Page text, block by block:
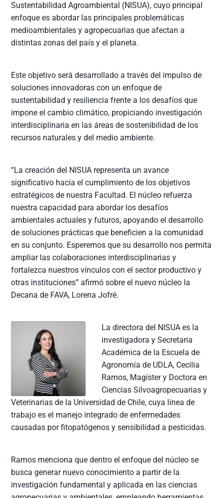
Sustentabilidad Agroambiental (NISUA), cuyo principal
enfoque es abordar las principales problemáticas
medioambientales y agropecuarias que afectan a
distintas zonas del país y el planeta.
Este objetivo será desarrollado a través del impulso de
soluciones innovadoras con un enfoque de
sustentabilidad y resiliencia frente a los desafíos que
impone el cambio climático, propiciando investigación
interdisciplinaria en las áreas de sostenibilidad de los
recursos naturales y del medio ambiente.
“La creación del NISUA representa un avance
significativo hacia el cumplimiento de los objetivos
estratégicos de nuestra Facultad. El núcleo refuerza
nuestra capacidad para abordar los desafíos
ambientales actuales y futuros, apoyando el desarrollo
de soluciones prácticas que beneficien a la comunidad
en su conjunto. Esperemos que su desarrollo nos permita
ampliar las colaboraciones interdisciplinarias y
fortalezca nuestros vínculos con el sector productivo y
otras instituciones” afirmó sobre el nuevo núcleo la
Decana de FAVA, Lorena Jofré.
La directora del NISUA es la
investigadora y Secretaria
Académica de la Escuela de
Agronomía de UDLA, Cecilia
Ramos, Magíster y Doctora en
Ciencias Silvoagropecuarias y
Veterinarias de la Universidad de Chile, cuya línea de
trabajo es el manejo integrado de enfermedades
causadas por fitopatógenos y sensibilidad a pesticidas.
Ramos menciona que dentro el enfoque del núcleo se
busca generar nuevo conocimiento a partir de la
investigación fundamental y aplicada en las ciencias